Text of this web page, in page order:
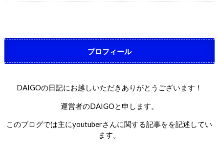
プロフィール
DAIGOの日記にお越しいただきありがとうございます！
運営者のDAIGOと申します。
このブログでは主にyoutuberさんに関する記事をを記述してい
ます。